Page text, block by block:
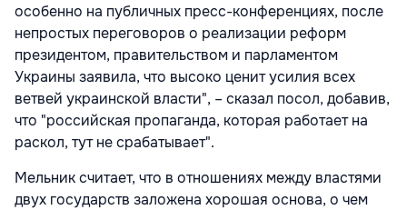
особенно на публичных пресс-конференциях, после
непростых переговоров о реализации реформ
президентом, правительством и парламентом
Украины заявила, что высоко ценит усилия всех
ветвей украинской власти", – сказал посол, добавив,
что "российская пропаганда, которая работает на
раскол, тут не срабатывает".
Мельник считает, что в отношениях между властями
двух государств заложена хорошая основа, о чем